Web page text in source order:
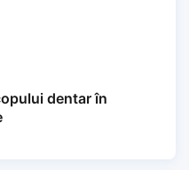
dentar în